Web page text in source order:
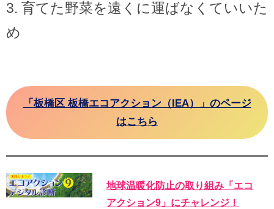
育てた野菜を遠くに運ばなくていいた
め
「板橋区 板橋エコアクション（IEA）」のページ
はこちら
地球温暖化防止の取り組み「エコ
アクション9」にチャレンジ！